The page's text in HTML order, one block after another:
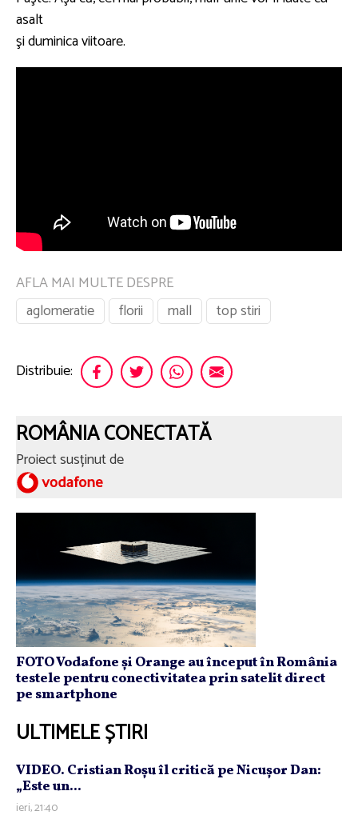
asalt
şi duminica viitoare.
AFLA MAI MULTE DESPRE
aglomeratie
florii mall top stiri
Distribuie:
ROMÂNIA CONECTATĂ
Proiect susținut de
FOTO Vodafone și Orange au început în România
testele pentru conectivitatea prin satelit direct
pe smartphone
ULTIMELE ȘTIRI
VIDEO. Cristian Roşu îl critică pe Nicuşor Dan:
„Este un...
ieri, 21:40